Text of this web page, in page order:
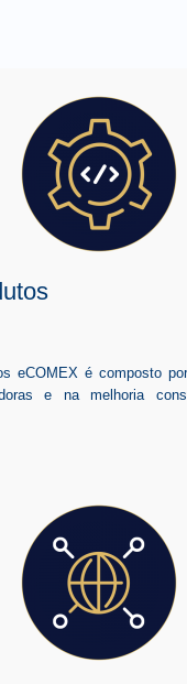
eCOMEX é composto
e na melhoria